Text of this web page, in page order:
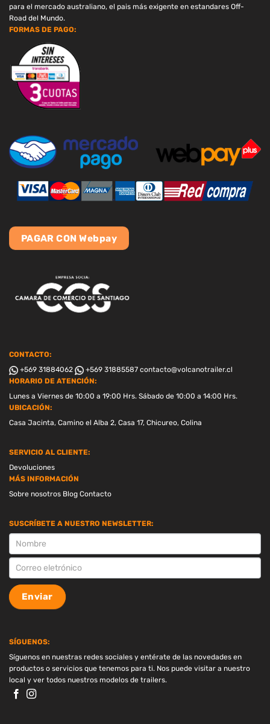
para el mercado australiano, el pais más exigente en estandares Off-
Road del Mundo.
FORMAS DE PAGO:
PAGAR CON Webpay
CONTACTO:
+569 31884062
+569 31885587 contacto@volcanotrailer.cl
HORARIO DE ATENCIÓN:
Lunes a Viernes de 10:00 a 19:00 Hrs. Sábado de 10:00 a 14:00 Hrs.
UBICACIÓN:
Casa Jacinta, Camino el Alba 2, Casa 17, Chicureo, Colina
SERVICIO AL CLIENTE:
Devoluciones
MÁS INFORMACIÓN
Sobre nosotros Blog Contacto
SUSCRÍBETE A NUESTRO NEWSLETTER:
SUSCRIPCION
Enviar
SÍGUENOS:
Síguenos en nuestras redes sociales y entérate de las novedades en
productos o servicios que tenemos para ti. Nos puede visitar a nuestro
local y ver todos nuestros modelos de trailers.